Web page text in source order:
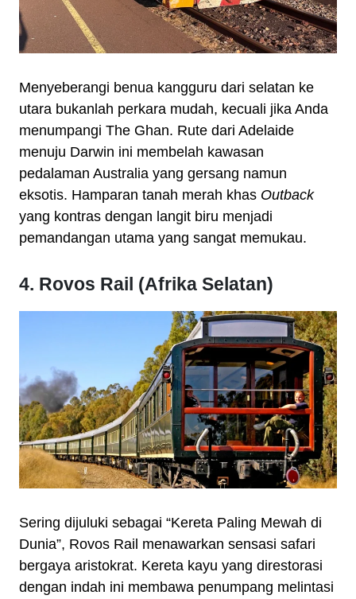
Menyeberangi benua kangguru dari selatan ke
utara bukanlah perkara mudah, kecuali jika Anda
menumpangi The Ghan. Rute dari Adelaide
menuju Darwin ini membelah kawasan
pedalaman Australia yang gersang namun
eksotis. Hamparan tanah merah khas Outback
yang kontras dengan langit biru menjadi
pemandangan utama yang sangat memukau.
4. Rovos Rail (Afrika Selatan)
Sering dijuluki sebagai “Kereta Paling Mewah di
Dunia”, Rovos Rail menawarkan sensasi safari
bergaya aristokrat. Kereta kayu yang direstorasi
dengan indah ini membawa penumpang melintasi